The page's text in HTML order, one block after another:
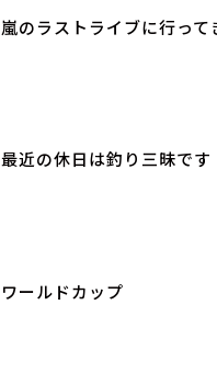
嵐のラストライブに行って
最近の休日は釣り三昧です
ワールドカップ